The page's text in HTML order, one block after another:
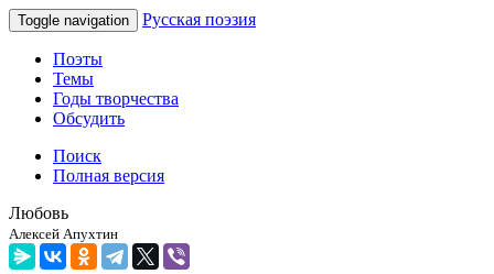
Toggle navigation Русская поэзия
Поэты
Темы
Годы творчества
Обсудить
Поиск
Полная версия
Любовь
Алексей Апухтин